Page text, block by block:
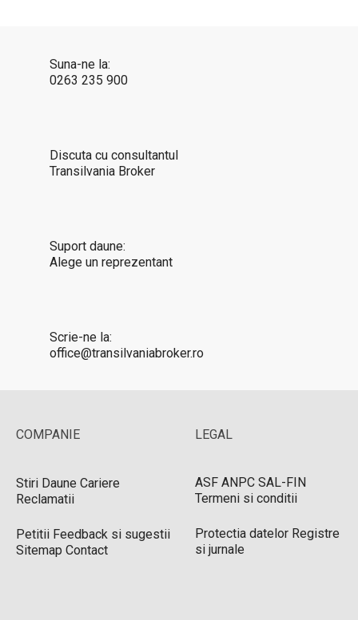
Suna-ne la:
0263 235 900
Discuta cu consultantul
Transilvania Broker
Suport daune:
Alege un reprezentant
Scrie-ne la:
office@transilvaniabroker.ro
COMPANIE
Stiri Daune Cariere
Reclamatii
Petitii Feedback si sugestii
Sitemap Contact
LEGAL
ASF ANPC SAL-FIN
Termeni si conditii
Protectia datelor Registre
si jurnale